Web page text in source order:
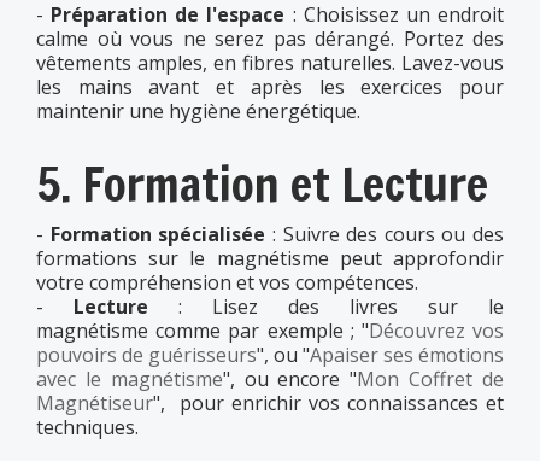
- Préparation de l'espace : Choisissez un endroit
calme où vous ne serez pas dérangé. Portez des
vêtements amples, en fibres naturelles. Lavez-vous
les mains avant et après les exercices pour
maintenir une hygiène énergétique.
5. Formation et Lecture
- Formation spécialisée : Suivre des cours ou des
formations sur le magnétisme peut approfondir
votre compréhension et vos compétences.
- Lecture : Lisez des livres sur le
magnétisme comme par exemple ; "Découvrez vos
pouvoirs de guérisseurs", ou "Apaiser ses émotions
avec le magnétisme", ou encore "Mon Coffret de
Magnétiseur", pour enrichir vos connaissances et
techniques.